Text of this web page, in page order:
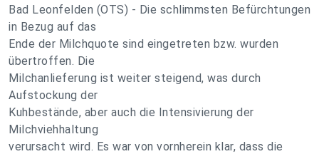
Bad Leonfelden (OTS) - Die schlimmsten Befürchtungen
in Bezug auf das
Ende der Milchquote sind eingetreten bzw. wurden
übertroffen. Die
Milchanlieferung ist weiter steigend, was durch
Aufstockung der
Kuhbestände, aber auch die Intensivierung der
Milchviehhaltung
verursacht wird. Es war von vornherein klar, dass die